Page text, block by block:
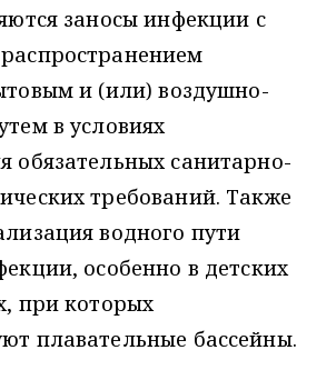
заносы инфекции с
и (или) воздушно-
в условиях
обязательных санитарно-
требований. Также
водного пути
особенно в детских
при которых
плавательные бассейны.